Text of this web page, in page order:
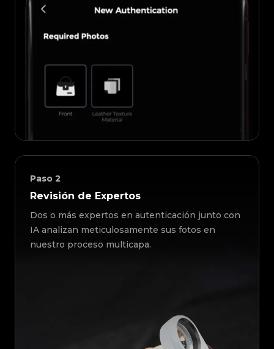
Paso 2
Revisión de Expertos
Dos o más expertos en autenticación junto con
IA analizan meticulosamente sus fotos en
nuestro proceso multicapa.